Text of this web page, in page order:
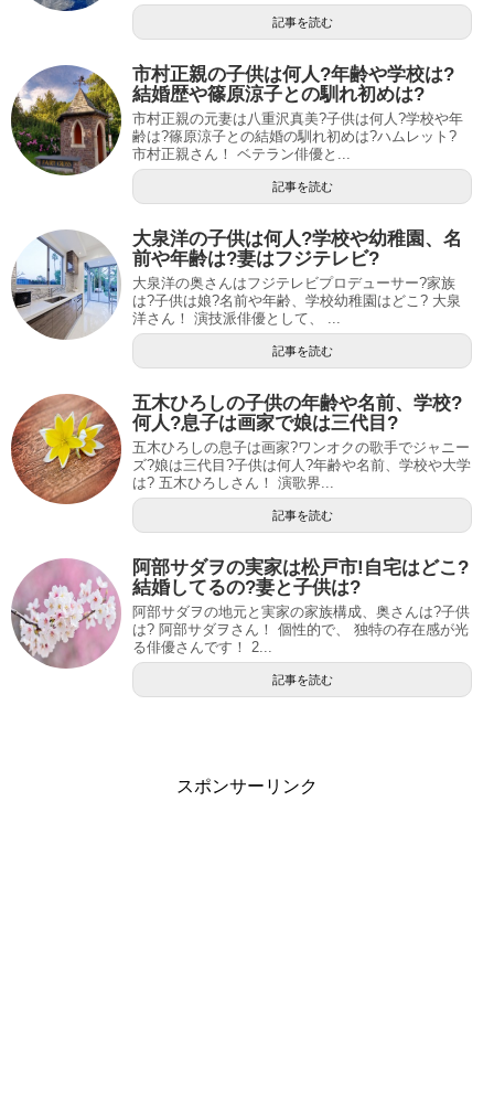
記事を読む
市村正親の子供は何人?年齢や学校は?
結婚歴や篠原涼子との馴れ初めは?
市村正親の元妻は八重沢真美?子供は何人?学校や年
齢は?篠原涼子との結婚の馴れ初めは?ハムレット?
市村正親さん！ ベテラン俳優と...
記事を読む
大泉洋の子供は何人?学校や幼稚園、名
前や年齢は?妻はフジテレビ?
大泉洋の奥さんはフジテレビプロデューサー?家族
は?子供は娘?名前や年齢、学校幼稚園はどこ? 大泉
洋さん！ 演技派俳優として、 ...
記事を読む
五木ひろしの子供の年齢や名前、学校?
何人?息子は画家で娘は三代目?
五木ひろしの息子は画家?ワンオクの歌手でジャニー
ズ?娘は三代目?子供は何人?年齢や名前、学校や大学
は? 五木ひろしさん！ 演歌界...
記事を読む
阿部サダヲの実家は松戸市!自宅はどこ?
結婚してるの?妻と子供は?
阿部サダヲの地元と実家の家族構成、奥さんは?子供
は? 阿部サダヲさん！ 個性的で、 独特の存在感が光
る俳優さんです！ 2...
記事を読む
スポンサーリンク